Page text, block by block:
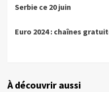
Serbie ce 20 juin
Euro 2024 : chaînes
À découvrir aussi